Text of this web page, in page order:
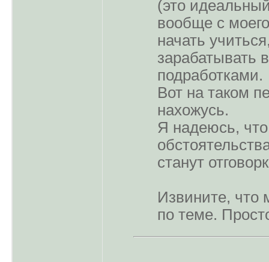
(это
вообще с
начать
зарабатывать
подработками.
Вот на таком
нахожусь.
Я надеюсь, что
станут
Извините, что
по теме.